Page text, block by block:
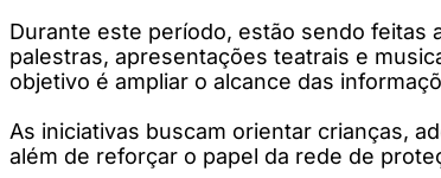
Durante este período, estão sendo feitas
palestras, apresentações teatrais e
objetivo é ampliar o alcance das
As iniciativas buscam orientar crianças,
além de reforçar o papel da rede de